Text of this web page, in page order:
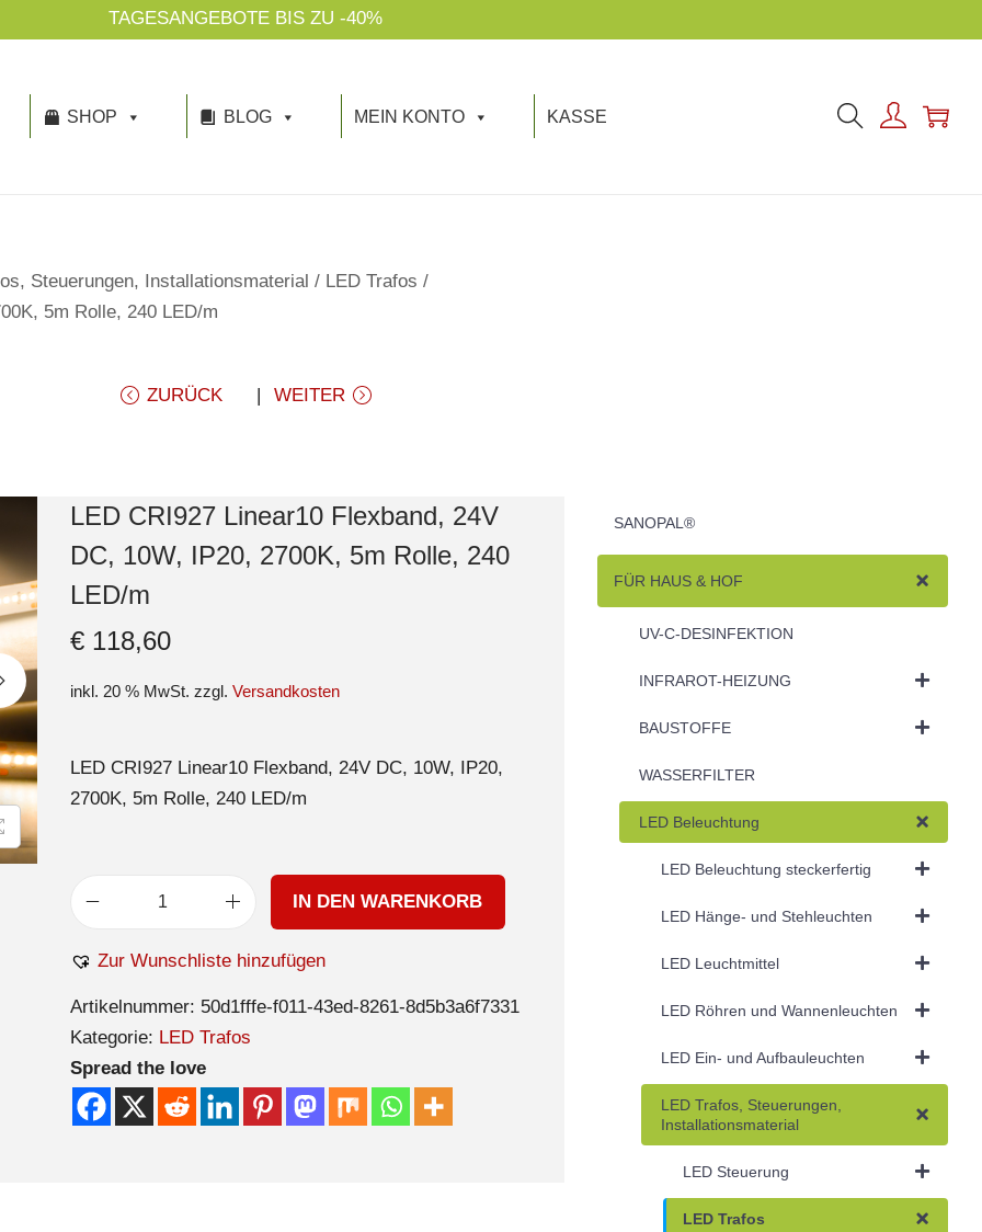
SHOP BLOG MEIN KONTO KASSE
Steuerungen, Installationsmaterial / LED Trafos /
5m Rolle, 240 LED/m
ZURÜCK WEITER
LED CRI927 Linear10 Flexband, 24V
DC, 10W, IP20, 2700K, 5m Rolle, 240
LED/m
€118,60
inkl. 20 % MwSt. zzgl. Versandkosten
LED CRI927 Linear10 Flexband, 24V DC, 10W, IP20,
2700K, 5m Rolle, 240 LED/m
IN DEN WARENKORB
Zur Wunschliste hinzufügen
Artikelnummer: 50d1fffe-f011-43ed-8261-8d5b3a6f7331
Kategorie: LED Trafos
Spread the love
SANOPAL®
FÜR HAUS & HOF
UV-C-DESINFEKTION
INFRAROT-HEIZUNG
BAUSTOFFE
WASSERFILTER
LED Beleuchtung
LED Beleuchtung steckerfertig
LED Hänge- und Stehleuchten
LED Leuchtmittel
LED Röhren und Wannenleuchten
LED Ein- und Aufbauleuchten
LED Trafos, Steuerungen,
Installationsmaterial
LED Steuerung
LED Trafos